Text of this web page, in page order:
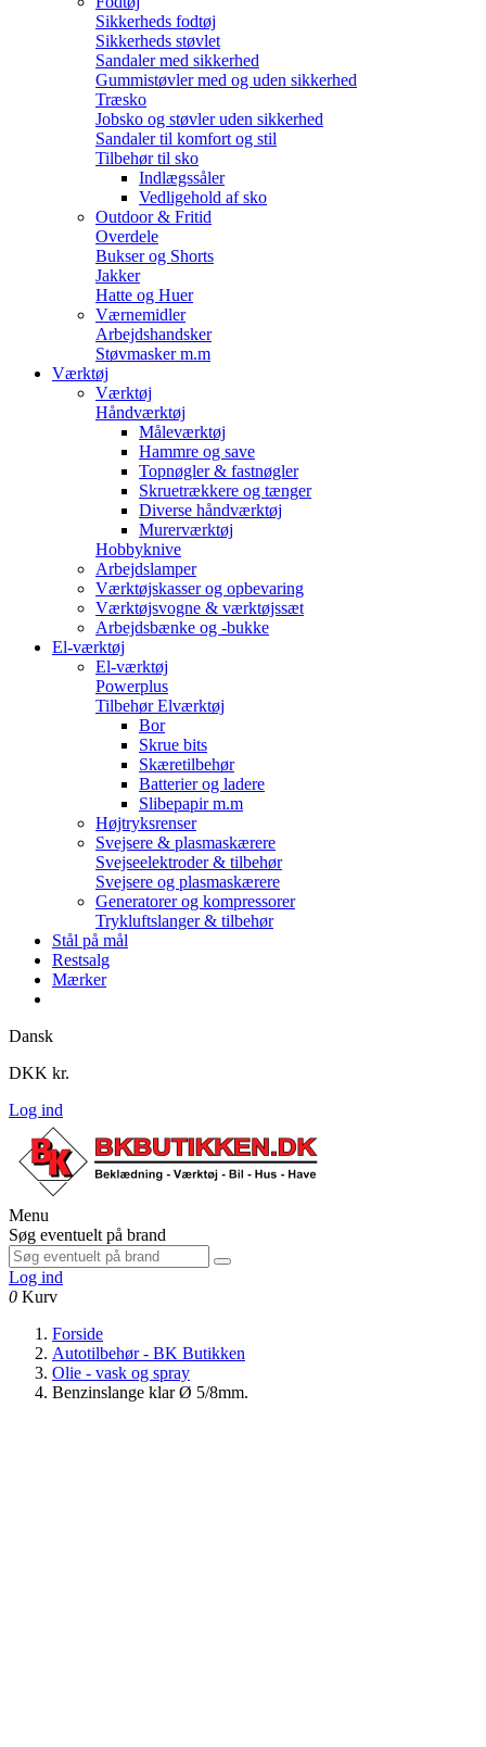
Sikkerheds fodtøj
Sikkerheds støvlet
Sandaler med sikkerhed
Gummistøvler med og uden sikkerhed
Træsko
Jobsko og støvler uden sikkerhed
Sandaler til komfort og stil
Tilbehør til sko
Indlægssåler
Vedligehold af sko
Outdoor & Fritid
Overdele
Bukser og Shorts
Jakker
Hatte og Huer
Værnemidler
Arbejdshandsker
Støvmasker m.m
Værktøj
Værktøj
Håndværktøj
Måleværktøj
Hammre og save
Topnøgler & fastnøgler
Skruetrækkere og tænger
Diverse håndværktøj
Murerværktøj
Hobbyknive
Arbejdslamper
Værktøjskasser og opbevaring
Værktøjsvogne & værktøjssæt
Arbejdsbænke og -bukke
El-værktøj
El-værktøj
Powerplus
Tilbehør Elværktøj
Bor
Skrue bits
Skæretilbehør
Batterier og ladere
Slibepapir m.m
Højtryksrenser
Svejsere & plasmaskærere
Svejseelektroder & tilbehør
Svejsere og plasmaskærere
Generatorer og kompressorer
Trykluftslanger & tilbehør
Stål på mål
Restsalg
Mærker
Dansk
DKK kr.
Log ind
Menu
Søg eventuelt på brand
Log ind
0 Kurv
Forside
Autotilbehør - BK Butikken
Olie - vask og spray
Benzinslange klar Ø 5/8mm.